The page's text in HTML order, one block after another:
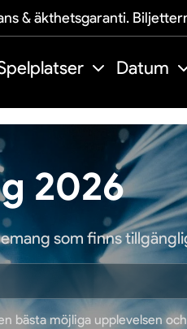
& äkthetsgaranti.
Datum
2026
som finns
bästa möjliga upplevelsen